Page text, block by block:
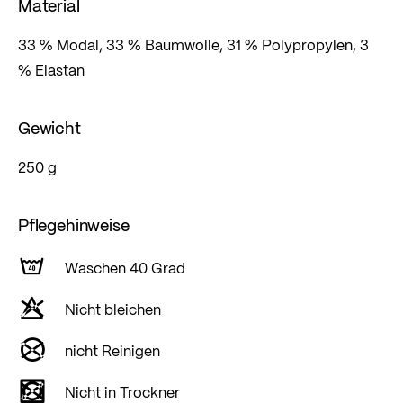
Material
33 % Modal, 33 % Baumwolle, 31 % Polypropylen, 3
% Elastan
Gewicht
250 g
Pflegehinweise
Waschen 40 Grad
Nicht bleichen
nicht Reinigen
Nicht in Trockner